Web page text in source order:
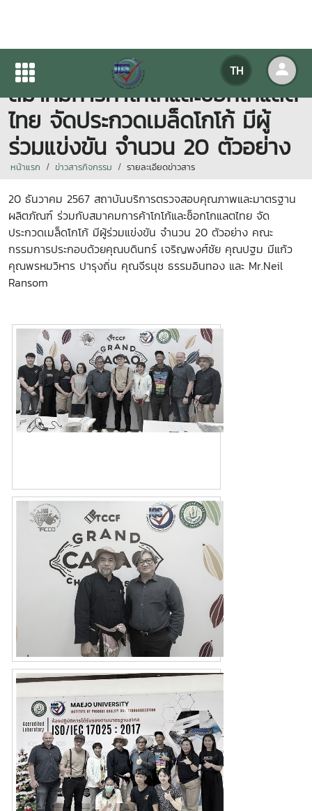
TH
20 ธันวาคม 2567 IQS ร่วมกับ
สมาคมการค้าโกโก้และช็อกโกแลต
ไทย จัดประกวดเมล็ดโกโก้ มีผู้
ร่วมแข่งขัน จำนวน 20 ตัวอย่าง
หน้าแรก ข่าวสารกิจกรรม รายละเอียดข่าวสาร
20 ธันวาคม 2567 สถาบันบริการตรวจสอบคุณภาพและมาตรฐาน
ผลิตภัณฑ์ ร่วมกับสมาคมการค้าโกโก้และช็อกโกแลตไทย จัด
ประกวดเมล็ดโกโก้ มีผู้ร่วมแข่งขัน จำนวน 20 ตัวอย่าง คณะ
กรรมการประกอบด้วยคุณบดินทร์ เจริญพงศ์ชัย คุณปฐม มีแก้ว
คุณพรหมวิหาร ปารุงถิ่น คุณจีรนุช ธรรมอินทอง และ Mr.Neil
Ransom